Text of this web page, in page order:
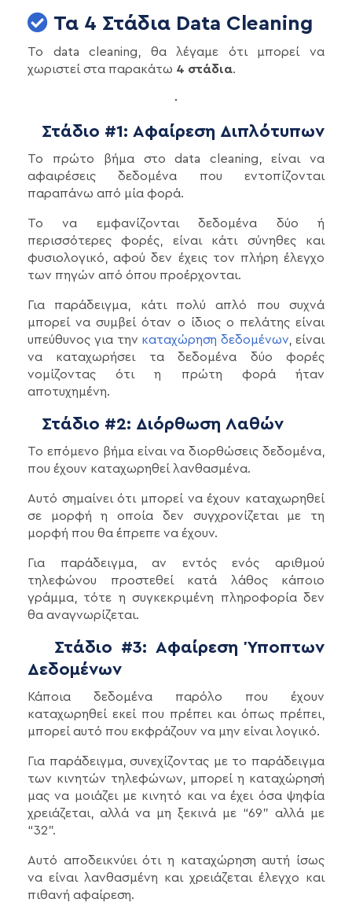
Τα 4 Στάδια Data Cleaning
Το data cleaning, θα λέγαμε ότι μπορεί να
χωριστεί στα παρακάτω 4 στάδια.
Στάδιο #1: Αφαίρεση Διπλότυπων
Το πρώτο βήμα στο data cleaning, είναι να
αφαιρέσεις δεδομένα που εντοπίζονται
παραπάνω από μία φορά.
Το να εμφανίζονται δεδομένα δύο ή
περισσότερες φορές, είναι κάτι σύνηθες και
φυσιολογικό, αφού δεν έχεις τον πλήρη έλεγχο
των πηγών από όπου προέρχονται.
Για παράδειγμα, κάτι πολύ απλό που συχνά
μπορεί να συμβεί όταν ο ίδιος ο πελάτης είναι
υπεύθυνος για την καταχώρηση δεδομένων , είναι
να καταχωρήσει τα δεδομένα δύο φορές
νομίζοντας ότι η πρώτη φορά ήταν
αποτυχημένη.
Στάδιο #2: Διόρθωση Λαθών
Το επόμενο βήμα είναι να διορθώσεις δεδομένα,
που έχουν καταχωρηθεί λανθασμένα.
Αυτό σημαίνει ότι μπορεί να έχουν καταχωρηθεί
σε μορφή η οποία δεν συγχρονίζεται με τη
μορφή που θα έπρεπε να έχουν.
Για παράδειγμα, αν εντός ενός αριθμού
τηλεφώνου προστεθεί κατά λάθος κάποιο
γράμμα, τότε η συγκεκριμένη πληροφορία δεν
θα αναγνωρίζεται.
Στάδιο #3: Αφαίρεση Ύποπτων
Δεδομένων
Κάποια δεδομένα παρόλο που έχουν
καταχωρηθεί εκεί που πρέπει και όπως πρέπει,
μπορεί αυτό που εκφράζουν να μην είναι λογικό.
Για παράδειγμα, συνεχίζοντας με το παράδειγμα
των κινητών τηλεφώνων, μπορεί η καταχώρησή
μας να μοιάζει με κινητό και να έχει όσα ψηφία
χρειάζεται, αλλά να μη ξεκινά με “69” αλλά με
“32”.
Αυτό αποδεικνύει ότι η καταχώρηση αυτή ίσως
να είναι λανθασμένη και χρειάζεται έλεγχο και
πιθανή αφαίρεση.